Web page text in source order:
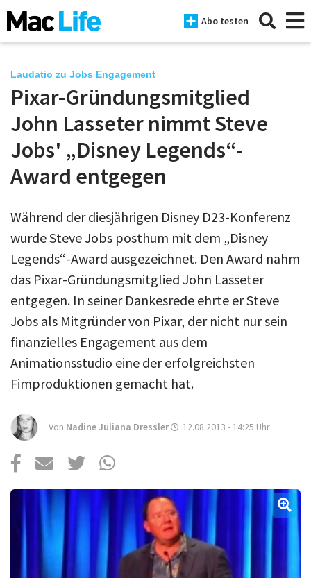
Abo testen
News
iPhone
Mac
Tests
Tipps
Magazine
Über uns
Podcast
Mac Life+
Anmelden
Laudatio zu Jobs Engagement
Pixar-Gründungsmitglied
John Lasseter nimmt Steve
Jobs' „Disney Legends“-
Award entgegen
Während der diesjährigen Disney D23-Konferenz
wurde Steve Jobs posthum mit dem „Disney
Legends“-Award ausgezeichnet. Den Award nahm
das Pixar-Gründungsmitglied John Lasseter
entgegen. In seiner Dankesrede ehrte er Steve
Jobs als Mitgründer von Pixar, der nicht nur sein
finanzielles Engagement aus dem
Animationsstudio eine der erfolgreichsten
Fimproduktionen gemacht hat.
Von Nadine Juliana Dressler 12.08.2013 - 14:25 Uhr